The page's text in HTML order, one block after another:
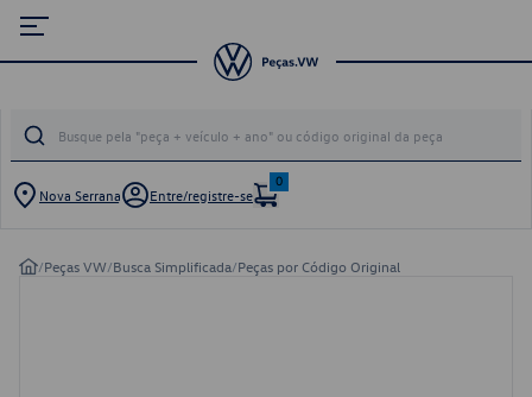
Nova Serrana Entre/registre-se
0
/Peças VW/Busca Simplificada/Peças por Código Original